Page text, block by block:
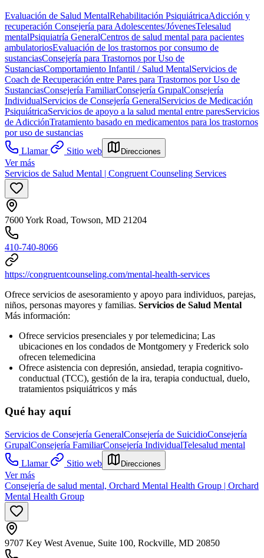
Evaluación de Salud MentalRehabilitación PsiquiátricaAdicción y
recuperación Consejería para Adolescentes/JóvenesTelesalud
mentalPsiquiatría GeneralCentros de salud mental para pacientes
ambulatoriosEvaluación de los trastornos por consumo de
sustanciasConsejería para Trastornos por Uso de
SustanciasComportamiento Infantil / Salud MentalServicios de
Coach de Recuperación entre Pares para Trastornos por Uso de
SustanciasConsejería FamiliarConsejería GrupalConsejería
IndividualServicios de Consejería GeneralServicios de Medicación
PsiquiátricaServicios de apoyo a la salud mental entre paresServicios
de AdicciónTratamiento basado en medicamentos para los trastornos
por uso de sustancias
Llamar
Sitio web Direcciones
Ver más
Servicios de Salud Mental | Congruent Counseling Services
7600 York Road, Towson, MD 21204
410-740-8066
https://congruentcounseling.com/mental-health-services
Ofrece servicios de asesoramiento y apoyo para individuos, parejas,
niños, personas mayores y familias. Servicios de Salud Mental
Más información:
Ofrece servicios presenciales y por telemedicina; Las
ubicaciones en los condados de Montgomery y Frederick solo
ofrecen telemedicina
Ofrece asistencia con depresión, ansiedad, terapia cognitivo-
conductual (TCC), gestión de la ira, terapia conductual, duelo,
tratamientos psiquiátricos y más
Qué hay aquí
Servicios de Consejería GeneralConsejería de SuicidioConsejería
GrupalConsejería FamiliarConsejería IndividualTelesalud mental
Llamar
Sitio web Direcciones
Ver más
Consejería de salud mental, Orchard Mental Health Group | Orchard
Mental Health Group
9707 Key West Avenue, Suite 100, Rockville, MD 20850